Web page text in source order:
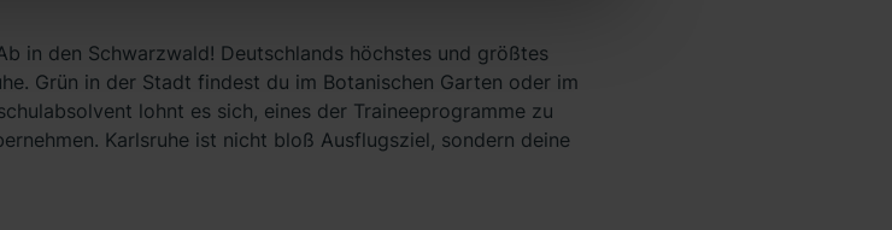
jederzeit mit Wirkung für die Zukunft ganz oder teilweise über
Einstellungen“ widerrufen. Weitere Informationen zu den
zeigen“. Weitere
in den Schwarzwald! Deutschlands höchstes und größtes
Grün in der Stadt findest du im Botanischen Garten oder im
lohnt es sich, eines der Traineeprogramme zu
Karlsruhe ist nicht bloß Ausflugsziel, sondern deine